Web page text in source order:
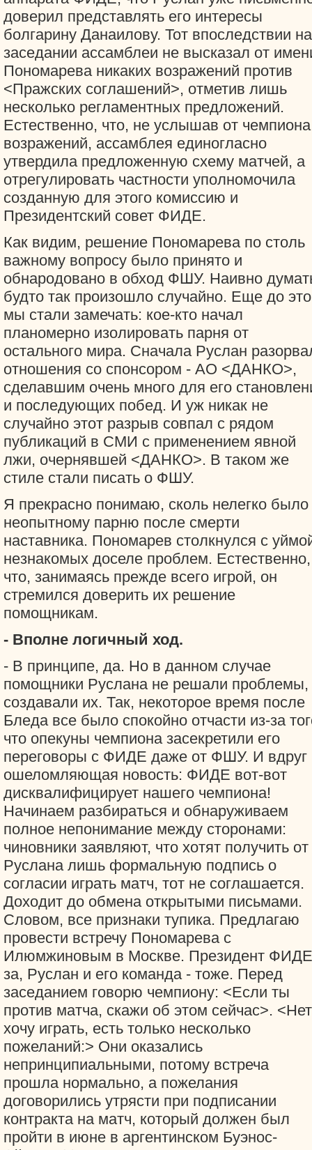
доверил представлять его интересы
болгарину Данаилову. Тот впоследствии на
заседании ассамблеи не высказал от
Пономарева никаких возражений против
<Пражских соглашений>, отметив лишь
несколько регламентных предложений.
Естественно, что, не услышав от чемпиона
возражений, ассамблея единогласно
утвердила предложенную схему матчей, а
отрегулировать частности уполномочила
созданную для этого комиссию и
Президентский совет ФИДЕ.
Как видим, решение Пономарева по столь
важному вопросу было принято и
обнародовано в обход ФШУ. Наивно
будто так произошло случайно. Еще до
мы стали замечать: кое-кто начал
планомерно изолировать парня от
остального мира. Сначала Руслан
отношения со спонсором - АО <ДАНКО>,
сделавшим очень много для его
и последующих побед. И уж никак не
случайно этот разрыв совпал с рядом
публикаций в СМИ с применением явной
лжи, очернявшей <ДАНКО>. В таком же
стиле стали писать о ФШУ.
Я прекрасно понимаю, сколь нелегко было
неопытному парню после смерти
наставника. Пономарев столкнулся с
незнакомых доселе проблем. Естественно,
что, занимаясь прежде всего игрой, он
стремился доверить их решение
помощникам.
- Вполне логичный ход.
- В принципе, да. Но в данном случае
помощники Руслана не решали проблемы,
создавали их. Так, некоторое время после
Бледа все было спокойно отчасти из-за
что опекуны чемпиона засекретили его
переговоры с ФИДЕ даже от ФШУ. И вдруг
ошеломляющая новость: ФИДЕ вот-вот
дисквалифицирует нашего чемпиона!
Начинаем разбираться и обнаруживаем
полное непонимание между сторонами:
чиновники заявляют, что хотят получить от
Руслана лишь формальную подпись о
согласии играть матч, тот не соглашается.
Доходит до обмена открытыми письмами.
Словом, все признаки тупика. Предлагаю
провести встречу Пономарева с
Илюмжиновым в Москве. Президент
за, Руслан и его команда - тоже. Перед
заседанием говорю чемпиону: <Если ты
против матча, скажи об этом сейчас>.
хочу играть, есть только несколько
пожеланий:> Они оказались
непринципиальными, потому встреча
прошла нормально, а пожелания
договорились утрясти при подписании
контракта на матч, который должен был
пройти в июне в аргентинском Буэнос-